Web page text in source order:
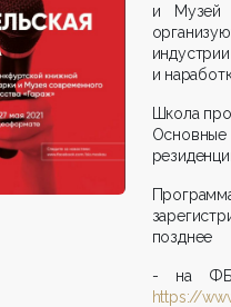
и Музей
и
Школа
позднее
- на ФБ-
https://